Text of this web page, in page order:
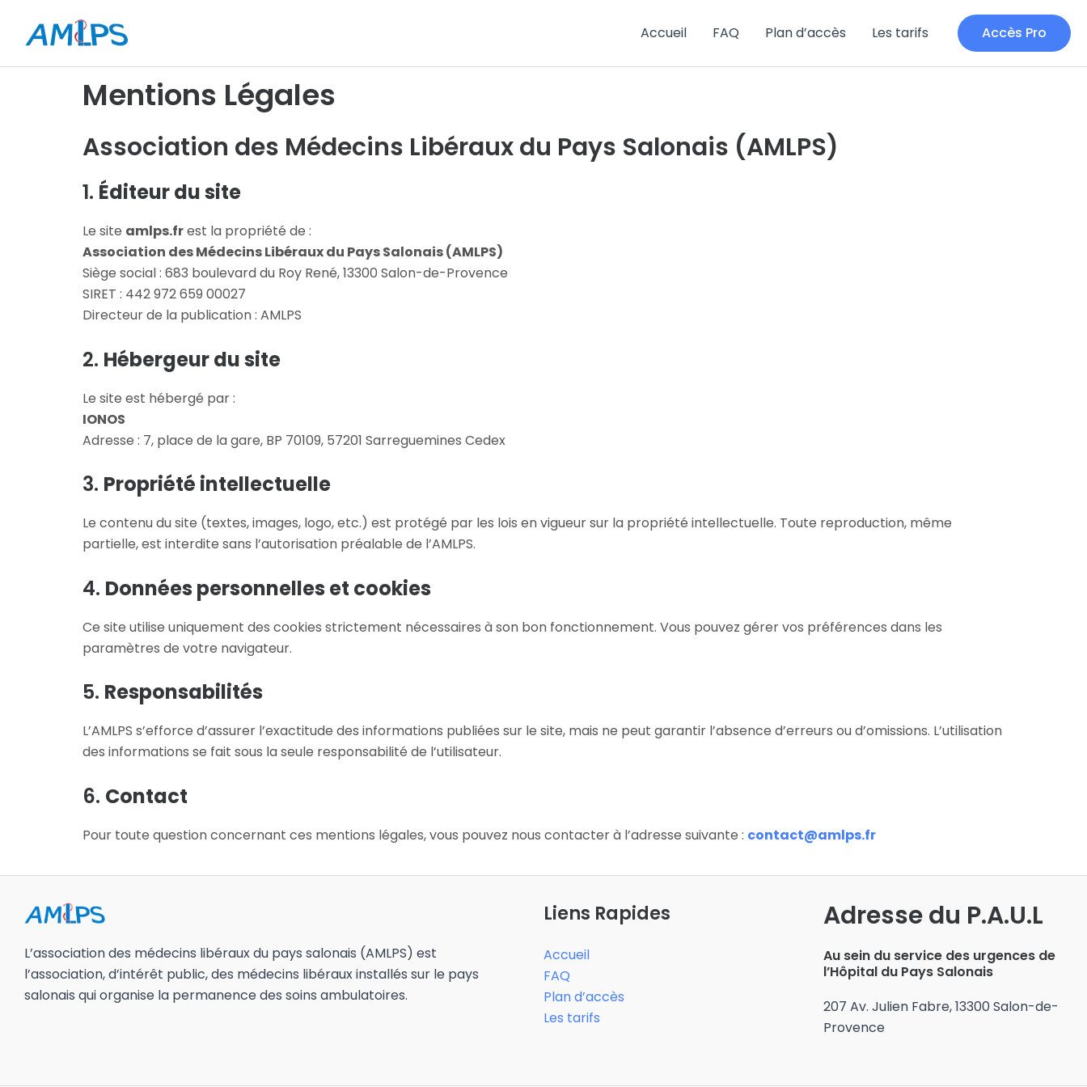
contenu
Accueil FAQ Plan d’accès Les tarifs Accès Pro
Mentions Légales
Association des Médecins Libéraux du Pays Salonais (AMLPS)
1. Éditeur du site
Le site amlps.frest la propriété de :
Association des Médecins Libéraux du Pays Salonais (AMLPS)
Siège social : 683 boulevard du Roy René, 13300 Salon-de-Provence
SIRET : 442 972 659 00027
Directeur de la publication : AMLPS
2. Hébergeur du site
Le site est hébergé par :
IONOS
Adresse : 7, place de la gare, BP 70109, 57201 Sarreguemines Cedex
3. Propriété intellectuelle
Le contenu du site (textes, images, logo, etc.) est protégé par les lois en vigueur sur la propriété intellectuelle. Toute reproduction, même
partielle, est interdite sans l’autorisation préalable de l’AMLPS.
4. Données personnelles et cookies
Ce site utilise uniquement des cookies strictement nécessaires à son bon fonctionnement. Vous pouvez gérer vos préférences dans les
paramètres de votre navigateur.
5. Responsabilités
L’AMLPS s’efforce d’assurer l’exactitude des informations publiées sur le site, mais ne peut garantir l’absence d’erreurs ou d’omissions. L’utilisation
des informations se fait sous la seule responsabilité de l’utilisateur.
6. Contact
Pour toute question concernant ces mentions légales, vous pouvez nous contacter à l’adresse suivante : contact@amlps.fr
L’association des médecins libéraux du pays salonais (AMLPS) est
l’association, d’intérêt public, des médecins libéraux installés sur le pays
salonais qui organise la permanence des soins ambulatoires.
Liens Rapides
Accueil
FAQ
Plan d’accès
Les tarifs
Adresse du P.A.U.L
Au sein du service des urgences de
l’Hôpital du Pays Salonais
207 Av. Julien Fabre, 13300 Salon-de-
Provence